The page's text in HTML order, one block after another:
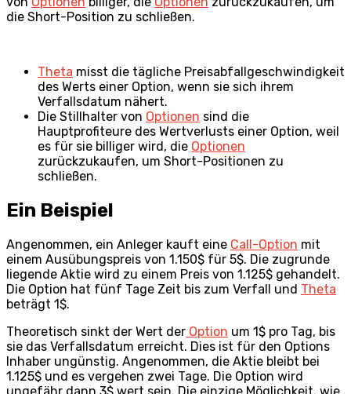
die Short-Position zu schließen.
Theta misst die tägliche Preisabfallgeschwindigkeit
des Werts einer Option, wenn sie sich ihrem
Verfallsdatum nähert.
Die Stillhalter von Optionen sind die
Hauptprofiteure des Wertverlusts einer Option, weil
es für sie billiger wird, die Optionen
zurückzukaufen, um Short-Positionen zu
schließen.
Ein Beispiel
Angenommen, ein Anleger kauft eine Call-Option mit
einem Ausübungspreis von 1.150$ für 5$. Die zugrunde
liegende Aktie wird zu einem Preis von 1.125$ gehandelt.
Die Option hat fünf Tage Zeit bis zum Verfall und Theta
beträgt 1$.
Theoretisch sinkt der Wert der Option um 1$ pro Tag, bis
sie das Verfallsdatum erreicht. Dies ist für den Options
Inhaber ungünstig. Angenommen, die Aktie bleibt bei
1.125$ und es vergehen zwei Tage. Die Option wird